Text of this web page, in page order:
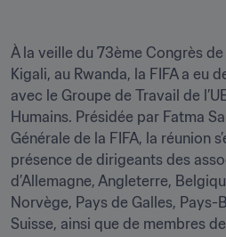
À la veille du 73ème Congrès
Kigali, au Rwanda, la FIFA a eu
avec le Groupe de Travail de
Humains. Présidée par Fatma
Générale de la FIFA, la réunion
présence de dirigeants des
d’Allemagne, Angleterre,
Norvège, Pays de Galles, Pays-
Suisse, ainsi que de membres